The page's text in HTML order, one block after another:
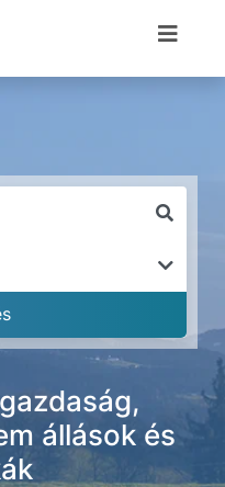
állások és